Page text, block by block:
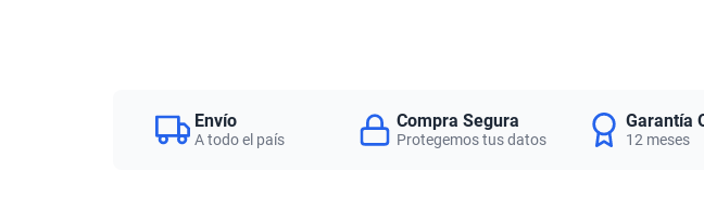
Envío
A todo el país
Compra Segura
Protegemos tus datos
Garantía
12 meses